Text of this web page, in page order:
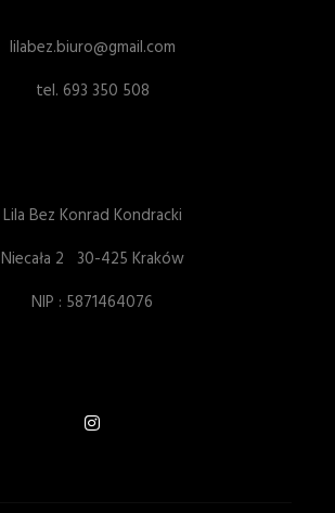
lilabez.biuro@gmail.com
tel. 693 350 508
Lila Bez Konrad Kondracki
Niecała 2 30-425 Kraków
NIP : 5871464076